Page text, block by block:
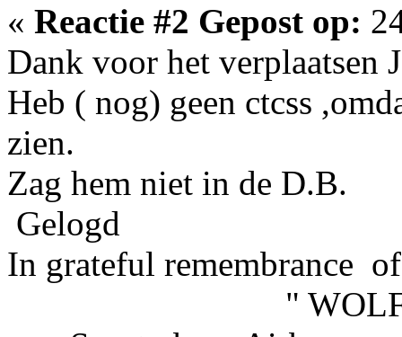
« Reactie #2 Gepost op:
Dank voor het verplaatsen
Heb ( nog) geen ctcss
zien.
Zag hem niet in de D.B.
Gelogd
In grateful remembrance
"